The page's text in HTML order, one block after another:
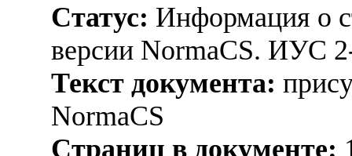
Статус: Информация о
версии NormaCS. ИУС
Текст документа:
NormaCS
Страниц в документе: